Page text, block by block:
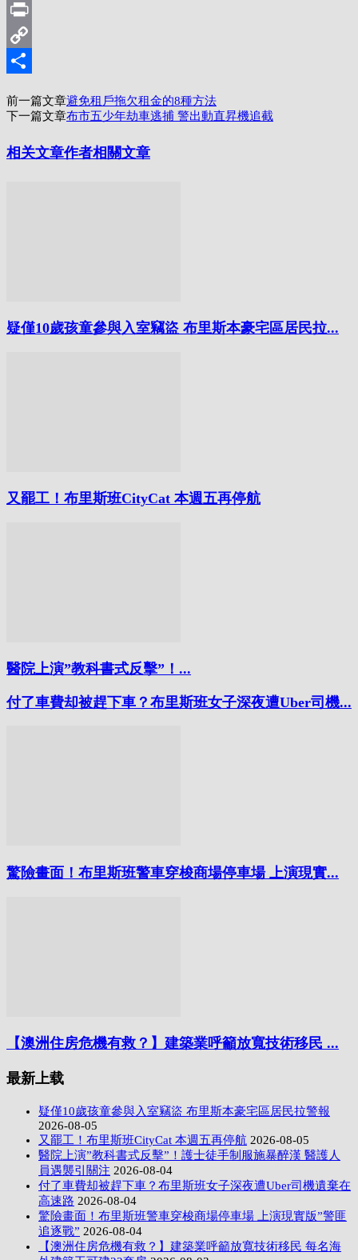
Line
Print
Copy
享
前一篇文章避免租戶拖欠租金的8種方法
下一篇文章布市五少年劫車逃捕 警出動直昇機追截
相关文章作者相關文章
疑僅10歲孩童參與入室竊盜 布里斯本豪宅區居民拉...
又罷工！布里斯班CityCat 本週五再停航
醫院上演”教科書式反擊”！...
付了車費却被趕下車？布里斯班女子深夜遭Uber司機...
驚險畫面！布里斯班警車穿梭商場停車場 上演現實...
【澳洲住房危機有救？】建築業呼籲放寬技術移民 ...
最新上载
疑僅10歲孩童參與入室竊盜 布里斯本豪宅區居民拉警報
2026-08-05
又罷工！布里斯班CityCat 本週五再停航 2026-08-05
醫院上演”教科書式反擊”！護士徒手制服施暴醉漢 醫護人
員遇襲引關注 2026-08-04
付了車費却被趕下車？布里斯班女子深夜遭Uber司機遺棄在
高速路 2026-08-04
驚險畫面！布里斯班警車穿梭商場停車場 上演現實版”警匪
追逐戰” 2026-08-04
【澳洲住房危機有救？】建築業呼籲放寬技術移民 每名海